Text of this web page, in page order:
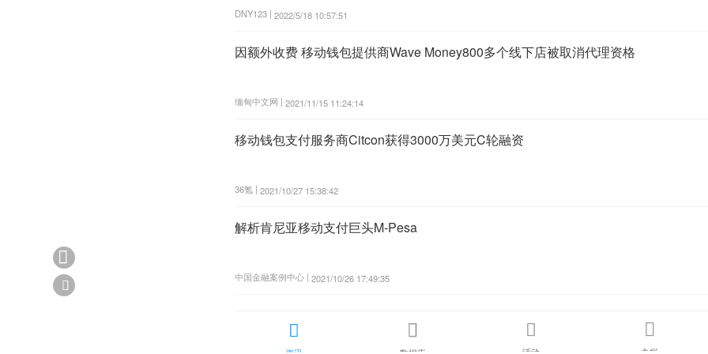
DNY123 | 2022/5/18 10:57:51
因额外收费 移动钱包提供商Wave Money800多个线下店被取消代理资格
缅甸中文网 | 2021/11/15 11:24:14
移动钱包支付服务商Citcon获得3000万美元C轮融资
36氪 | 2021/10/27 15:38:42
解析肯尼亚移动支付巨头M-Pesa
中国金融案例中心 | 2021/10/26 17:49:35
   

